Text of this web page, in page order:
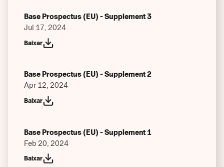
Base Prospectus (EU) - Supplement 3
Jul 17, 2024
Baixar
Base Prospectus (EU) - Supplement 2
Apr 12, 2024
Baixar
Base Prospectus (EU) - Supplement 1
Feb 20, 2024
Baixar